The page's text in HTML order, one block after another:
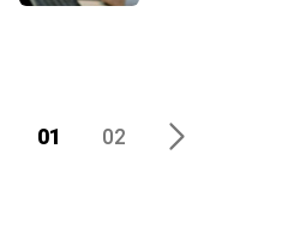
01 02